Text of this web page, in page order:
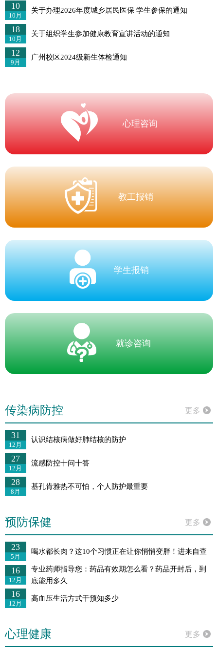
10
10月
关于办理2026年度城乡居民医保 学生参保的通知
18
10月
关于组织学生参加健康教育宣讲活动的通知
12
9月
广州校区2024级新生体检通知
心理咨询
教工报销
学生报销
就诊咨询
传染病防控 更多
31
12月
认识结核病做好肺结核的防护
27
12月
流感防控十问十答
28
8月
基孔肯雅热不可怕，个人防护最重要
预防保健 更多
23
5月
喝水都长肉？这10个习惯正在让你悄悄变胖！进来自查
16
12月
专业药师指导您：药品有效期怎么看？药品开封后，到
底能用多久
16
12月
高血压生活方式干预知多少
心理健康 更多